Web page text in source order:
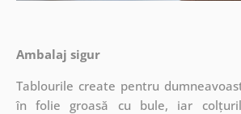
Ambalaj sigur
Tablourile create pentru
în folie groasă cu bule, iar